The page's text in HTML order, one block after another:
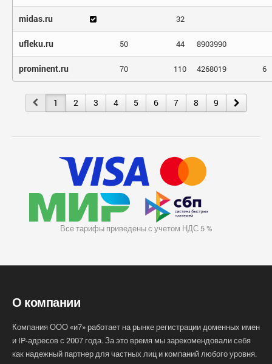
midas.ru 32
ufleku.ru 50 44 8903990
prominent.ru 70 110 4268019 6
1 2 3 4 5 6 7 8 9
Все тарифы приведены с учетом НДС 5 %
О компании
Компания ООО «и7» работает на рынке регистрации доменных имен
и IP-адресов с 2007 года. За это время мы зарекомендовали себя
как надежный партнер для частных лиц и компаний любого уровня.